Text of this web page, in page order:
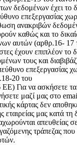
δεδομένων έχει το
επεξεργασίας
ανακριβών
καθώς και το
αυτών (αρθρ.16- 17
έχουν επιπλέον το
τους και
επεξεργασίας
20 του
Για να ασκήσετε τα
μαζί μας στο
κάρτας δεν
μας κατά τη
απευθείας
τράπεζας που